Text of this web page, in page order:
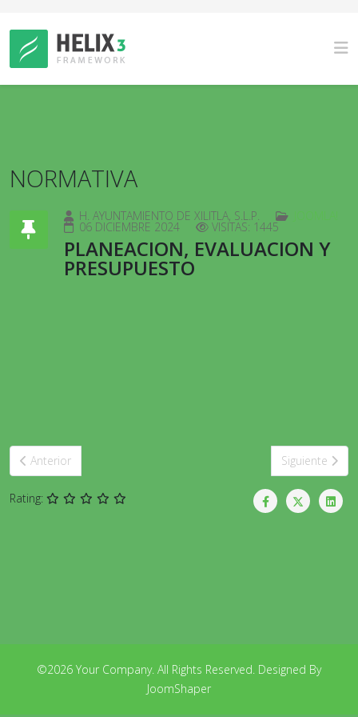
NORMATIVA
H. AYUNTAMIENTO DE XILITLA, S.L.P.
06 DICIEMBRE 2024 VISITAS: 1445
PLANEACION, EVALUACION Y
PRESUPUESTO
Artículo anterior: LOS INDICADORES QUE PERMITEN RENDIR
Anterior Artículo
Siguiente
Rating:
©2026 Your Company. All Rights Reserved. Designed By
JoomShaper